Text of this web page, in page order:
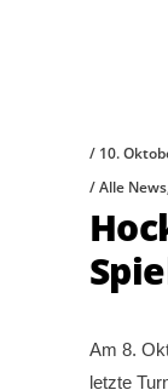
10.
Alle News
Am 8.
letzte